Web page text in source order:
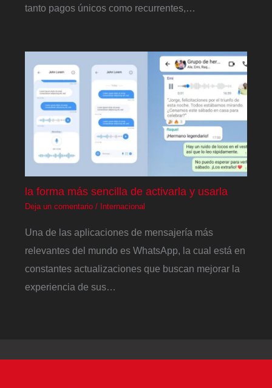
tanto pagos únicos como recurrentes,…
la forma más sencilla de activarla y usarla
Deja un comentario / Internacional
Una de las aplicaciones de mensajería más
relevantes del mundo es WhatsApp, la cual está en
constantes actualizaciones que buscan mejorar la
experiencia de sus…